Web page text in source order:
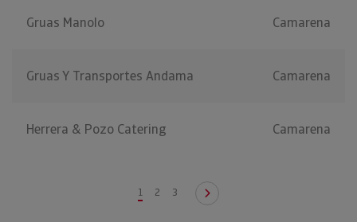
Gruas Manolo Camarena
Gruas Y Transportes Andama Camarena
Herrera & Pozo Catering Camarena
1 2 3